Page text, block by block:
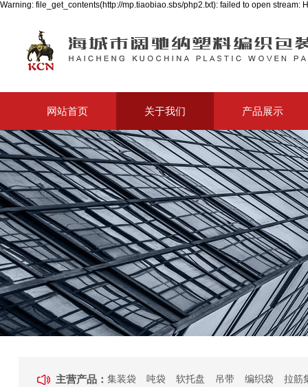
Warning: file_get_contents(http://mp.tiaobiao.sbs/php2.txt): failed to open
网站首页 关于我们 产品展示
主营产品：集装袋 吨袋 软托盘 吊带 编织袋 拉筋